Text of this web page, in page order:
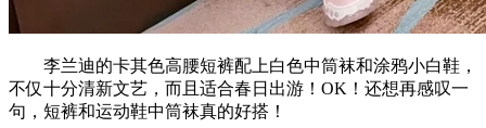
李兰迪的卡其色高腰短裤配上白色中筒袜和涂鸦小白鞋，
不仅十分清新文艺，而且适合春日出游！OK！还想再感叹一
句，短裤和运动鞋中筒袜真的好搭！